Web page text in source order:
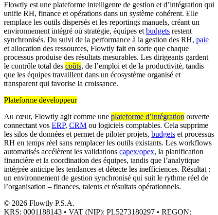
Flowtly est une plateforme intelligente de gestion et d’intégration qui
unifie RH, finance et opérations dans un système cohérent. Elle
remplace les outils dispersés et les reportings manuels, créant un
environnement intégré où stratégie, équipes etbudgets restent
synchronisés. Du suivi de la performance à la gestion des RH, paie
et allocation des ressources, Flowtly fait en sorte que chaque
processus produise des résultats mesurables. Les dirigeants gardent
le contrôle total des coûts, de l’emploi et de la productivité, tandis
que les équipes travaillent dans un écosystème organisé et
transparent qui favorise la croissance.
Plateforme développeur
Au cœur, Flowtly agit comme une plateforme d’intégration ouverte
connectant vos ERP, CRM ou logiciels comptables. Cela supprime
les silos de données et permet de piloter projets, budgets et processus
RH en temps réel sans remplacer les outils existants. Les workflows
automatisés accélèrent les validations capex/opex, la planification
financière et la coordination des équipes, tandis que l’analytique
intégrée anticipe les tendances et détecte les inefficiences. Résultat :
un environnement de gestion synchronisé qui suit le rythme réel de
l’organisation – finances, talents et résultats opérationnels.
© 2026 Flowtly P.S.A.
KRS: 0001188143 • VAT (NIP): PL5273180297 • REGON: